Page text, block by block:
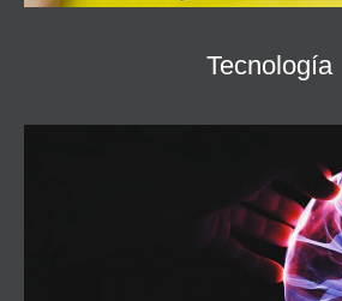
Tecnología